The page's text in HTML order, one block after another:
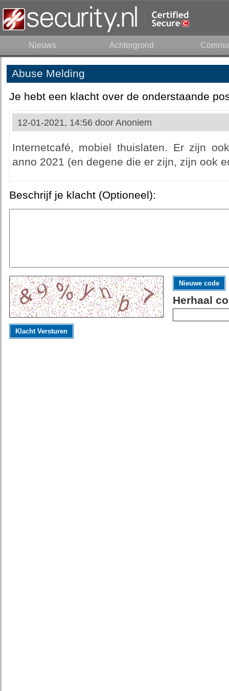
Nieuws Achtergrond
Abuse Melding
Je hebt een klacht over de onderstaande
12-01-2021, 14:56 door Anoniem
Internetcafé, mobiel thuislaten. Er zijn
anno 2021 (en degene die er zijn, zijn ook
Beschrijf je klacht (Optioneel):
Nieuwe code
Herhaal
Klacht Versturen